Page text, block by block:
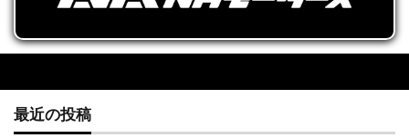
最近の投稿